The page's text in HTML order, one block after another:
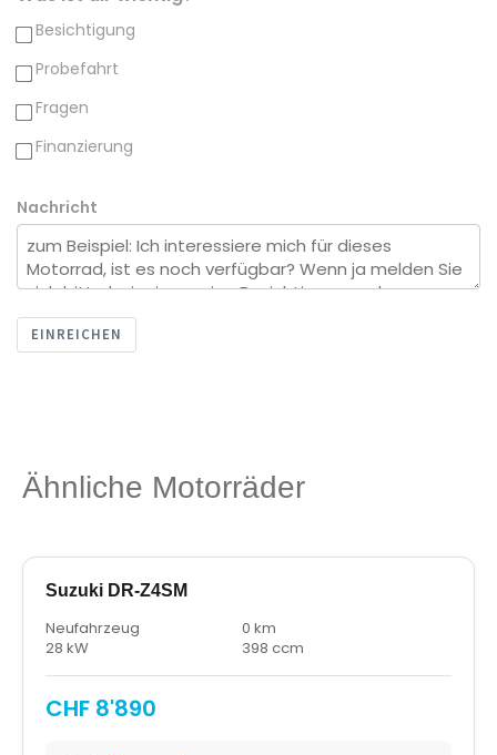
Besichtigung
Probefahrt
Fragen
Finanzierung
Nachricht
EINREICHEN
Ähnliche Motorräder
Suzuki DR-Z4SM
Neufahrzeug
0 km
28 kW
398 ccm
CHF 8'890